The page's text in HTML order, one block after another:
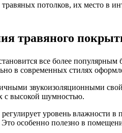
потолков, их место в
травяного
все более
в современных стилях
звукоизоляционными
с высокой шумностью.
уровень влажности
особенно полезно в